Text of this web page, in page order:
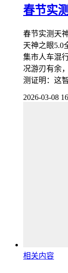
春节实
春节实测天
天神之眼5.0
集市人车混
况游刃有余
测证明：这
2026-03-08
相关内容